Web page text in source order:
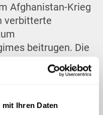
Ihren Daten
Afghanistan-Krieg
verbitterte
beitrugen. Die
irgendwann
an Gewalt.